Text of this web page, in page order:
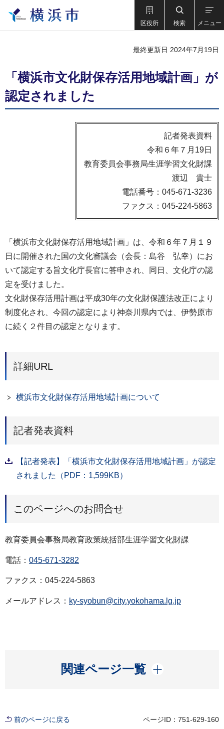
区役所 検索 メニュー
最終更新日 2024年7月19日
「横浜市文化財保存活用地域計画」が
認定されました
記者発表資料
令和６年７月19日
教育委員会事務局生涯学習文化財課
渡辺 貴士
電話番号：045-671-3236
ファクス：045-224-5863
「横浜市文化財保存活用地域計画」は、令和６年７月１９
日に開催された国の文化審議会（会長：島谷 弘幸）にお
いて認定する旨文化庁長官に答申され、同日、文化庁の認
定を受けました。
文化財保存活用計画は平成30年の文化財保護法改正により
制度化され、今回の認定により神奈川県内では、伊勢原市
に続く２件目の認定となります。
詳細URL
横浜市文化財保存活用地域計画について
記者発表資料
【記者発表】「横浜市文化財保存活用地域計画」が認定
されました（PDF：1,599KB）
このページへのお問合せ
教育委員会事務局教育政策統括部生涯学習文化財課
電話： 045-671-3282
ファクス：045-224-5863
メールアドレス： ky-syobun@city.yokohama.lg.jp
関連ページ一覧
開く
前のページに戻る ページID：751-629-160